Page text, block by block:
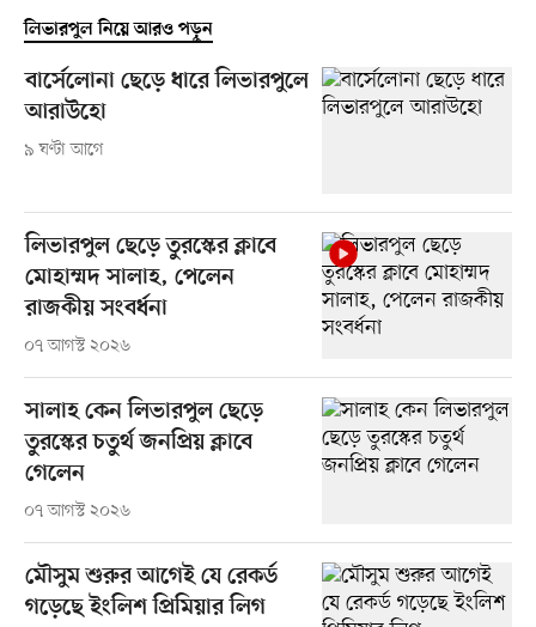
লিভারপুল নিয়ে আরও পড়ুন
বার্সেলোনা ছেড়ে ধারে লিভারপুলে
আরাউহো
৯ ঘণ্টা আগে
লিভারপুল ছেড়ে তুরস্কের ক্লাবে
মোহাম্মদ সালাহ, পেলেন
রাজকীয় সংবর্ধনা
০৭ আগস্ট ২০২৬
সালাহ কেন লিভারপুল ছেড়ে
তুরস্কের চতুর্থ জনপ্রিয় ক্লাবে
গেলেন
০৭ আগস্ট ২০২৬
মৌসুম শুরুর আগেই যে রেকর্ড
গড়েছে ইংলিশ প্রিমিয়ার লিগ